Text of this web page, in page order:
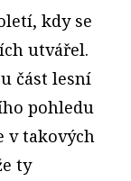
kdy se
utvářel.
část lesní
pohledu
v takových
ty